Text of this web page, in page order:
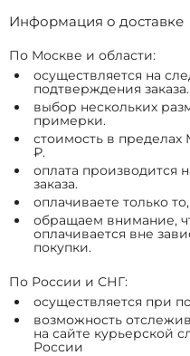
Информация о доставке
По Москве и области:
осуществляется на
подтверждения заказа.
выбор нескольких
примерки.
стоимость в
₽.
оплата производится
заказа.
оплачиваете только
обращаем внимание,
оплачивается вне
покупки.
По России и СНГ:
осуществляется при
возможность
на сайте курьерской
России